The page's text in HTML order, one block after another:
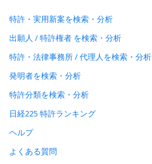
特許・実用新案を検索・分析
出願人 / 特許権者 を検索・分析
特許・法律事務所 / 代理人を検索・分析
発明者を検索・分析
特許分類を検索・分析
日経225 特許ランキング
ヘルプ
よくある質問